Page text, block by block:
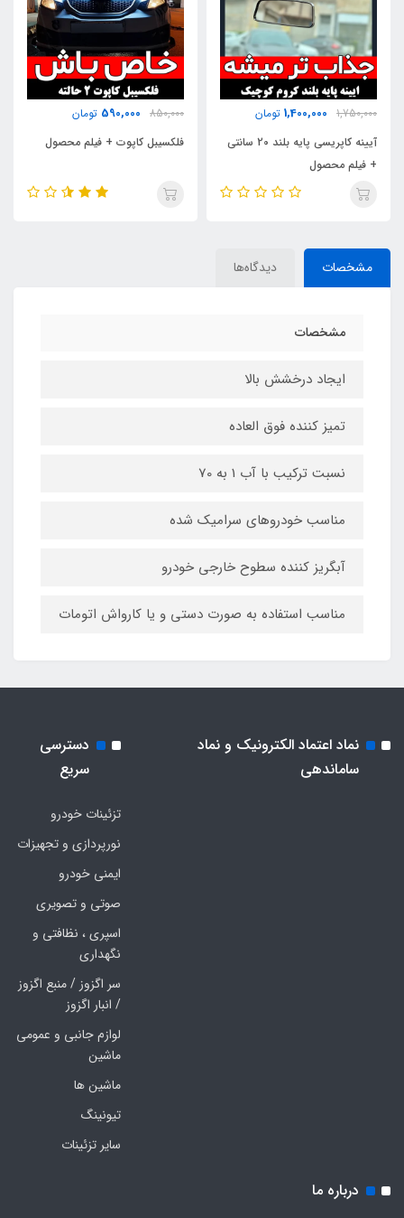
850,000
590,000 تومان
فلکسیبل کاپوت + فیلم محصول
1,200,000
800,000
کیت 3تیکه جلو ال90
مشخصات دیدگاه‌ها
مشخصات
ایجاد درخشش بالا
تمیز کننده فوق العاده
نسبت ترکیب با آب 1 به 70
مناسب خودروهای سرامیک شده
آبگریز کننده سطوح خارجی خودرو
مناسب استفاده به صورت دستی و یا کارواش اتومات
نماد اعتماد الکترونیک و نماد
ساماندهی
دسترسی
سریع
تزئینات خودرو
نورپردازی و تجهیزات
ایمنی خودرو
صوتی و تصویری
اسپری ، نظافتی و
نگهداری
سر اگزوز / منبع اگزوز
/ انبار اگزوز
لوازم جانبی و عمومی
ماشین
ماشین ها
تیونینگ
سایر تزئینات
درباره ما